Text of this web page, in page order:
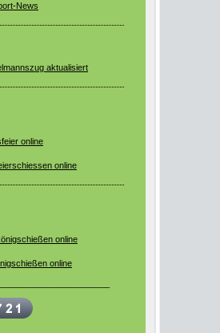
News
aktualisiert
online
online
online
online